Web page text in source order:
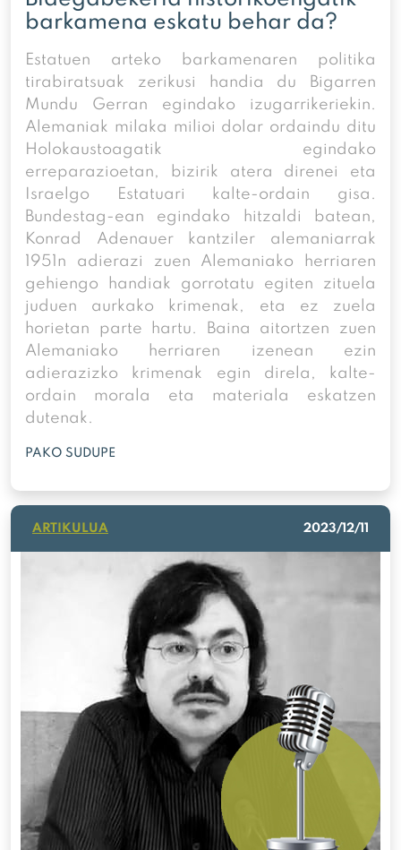
barkamena eskatu behar da?
Estatuen arteko barkamenaren politika
tirabiratsuak zerikusi handia du Bigarren
Mundu Gerran egindako izugarrikeriekin.
Alemaniak milaka milioi dolar ordaindu ditu
Holokaustoagatik egindako
erreparazioetan, bizirik atera direnei eta
Israelgo Estatuari kalte-ordain gisa.
Bundestag-ean egindako hitzaldi batean,
Konrad Adenauer kantziler alemaniarrak
1951n adierazi zuen Alemaniako herriaren
gehiengo handiak gorrotatu egiten zituela
juduen aurkako krimenak, eta ez zuela
horietan parte hartu. Baina aitortzen zuen
Alemaniako herriaren izenean ezin
adierazizko krimenak egin direla, kalte-
ordain morala eta materiala eskatzen
dutenak.
PAKO SUDUPE
ARTIKULUA 2023/12/11